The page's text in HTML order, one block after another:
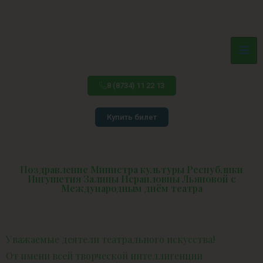
8 (8734) 11 22 13
Купить билет
Поздравление Министра культуры Республики
Ингушетия Залины Исраиловны Льяновой с
Международным днём театра
Уважаемые деятели театрального искусства!
От имени всей творческой интеллигенции